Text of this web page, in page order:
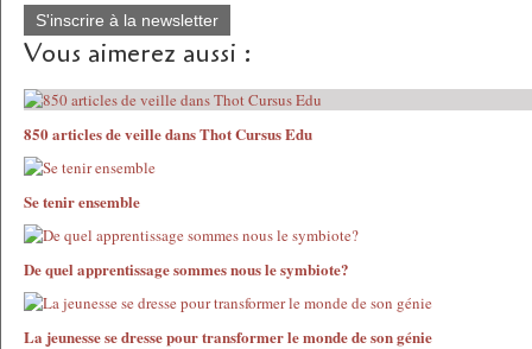
S'inscrire à la newsletter
Vous aimerez aussi :
850 articles de veille dans Thot Cursus Edu
Se tenir ensemble
De quel apprentissage sommes nous le symbiote?
La jeunesse se dresse pour transformer le monde de son génie